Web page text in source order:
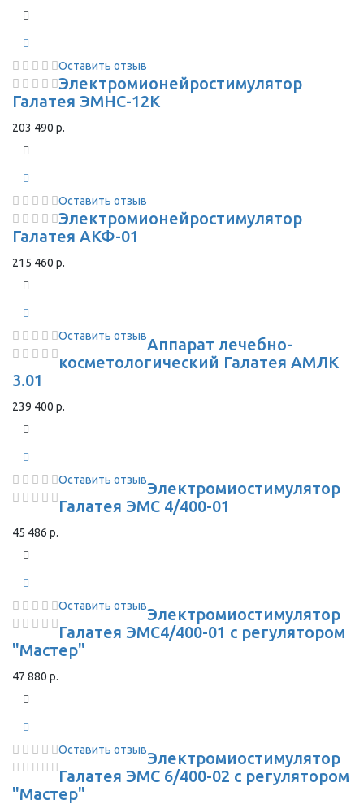
Оставить отзыв
Электромионейростимулятор
Галатея ЭМНС-12К
203 490 р.
Оставить отзыв
Электромионейростимулятор
Галатея АКФ-01
215 460 р.
Оставить отзывАппарат лечебно-
косметологический Галатея АМЛК
3.01
239 400 р.
Оставить отзывЭлектромиостимулятор
Галатея ЭМС 4/400-01
45 486 р.
Оставить отзывЭлектромиостимулятор
Галатея ЭМС4/400-01 с регулятором
"Мастер"
47 880 р.
Оставить отзывЭлектромиостимулятор
Галатея ЭМС 6/400-02 с регулятором
"Мастер"